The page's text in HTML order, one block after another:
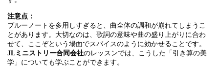
注意点：
ブルーノートを多用しすぎると、曲全体の調和が崩れてしまうこ
とがあります。大切なのは、歌詞の意味や曲の盛り上がりに合わ
せて、ここぞという場面でスパイスのように効かせることです。
JLミニストリー合同会社のレッスンでは、こうした「引き算の美
学」についても学ぶことができます。